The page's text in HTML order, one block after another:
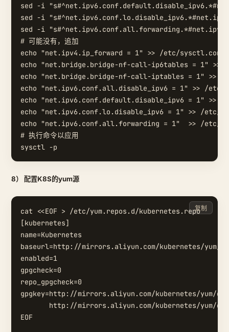
sed -i
sed -i
sed -i
# 可能没有，追加
echo "net.ipv4.ip_forward = 1" >> /etc/sysctl.conf
echo "net.bridge.bridge-nf-call-ip6tables = 1" >>
echo "net.bridge.bridge-nf-call-iptables = 1" >> /
echo "net.ipv6.conf.all.disable_ipv6 = 1" >> /etc/
echo "net.ipv6.conf.default.disable_ipv6 = 1" >>
echo "net.ipv6.conf.lo.disable_ipv6 = 1" >> /etc/
echo "net.ipv6.conf.all.forwarding = 1"  >> /etc/
# 执行命令以应用
8） 配置K8S的yum源
cat <<EOF > /etc/yum.repos.d/kubernetes.repo
[kubernetes]
name=Kubernetes
baseurl=http://mirrors.aliyun.com/kubernetes/yum/
enabled=1
gpgcheck=0
repo_gpgcheck=0
gpgkey=http://mirrors.aliyun.com/kubernetes/yum/
http://mirrors.aliyun.com/kubernetes/yum/
EOF
复制